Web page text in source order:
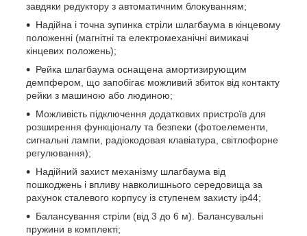
завдяки редуктору з автоматичним блокуванням;
Надійна і точна зупинка стріли шлагбаума в кінцевому
положенні (магнітні та електромеханічні вимикачі
кінцевих положень);
Рейка шлагбаума оснащена амортизирующим
демпфером, що запобігає можливий збиток від контакту
рейки з машиною або людиною;
Можливість підключення додаткових пристроїв для
розширення функціоналу та безпеки (фотоелементи,
сигнальні лампи, радіокодовая клавіатура, світлофорне
регулювання);
Надійний захист механізму шлагбаума від
пошкоджень і впливу навколишнього середовища за
рахунок сталевого корпусу із ступенем захисту ip44;
Балансування стріли (від 3 до 6 м). Балансувальні
пружини в комплекті;